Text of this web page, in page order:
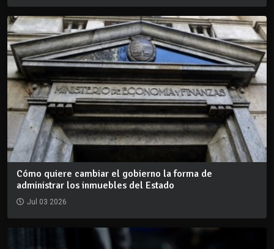
Cómo quiere cambiar el gobierno la forma de
administrar los inmuebles del Estado
Jul 03 2026